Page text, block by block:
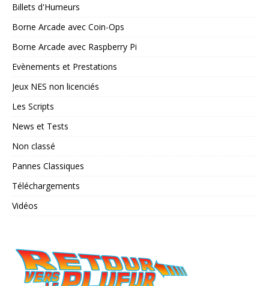
Billets d'Humeurs
Borne Arcade avec Coin-Ops
Borne Arcade avec Raspberry Pi
Evènements et Prestations
Jeux NES non licenciés
Les Scripts
News et Tests
Non classé
Pannes Classiques
Téléchargements
Vidéos